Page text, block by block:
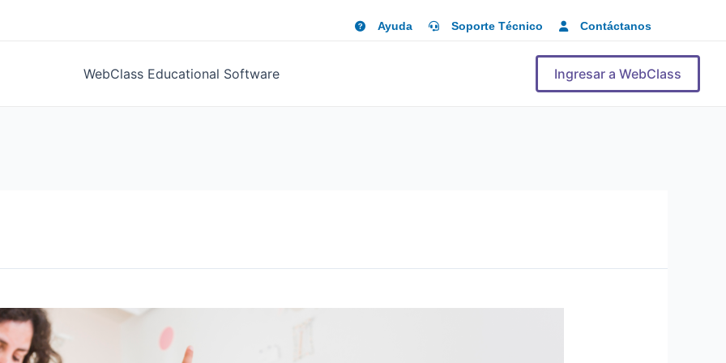
Ayuda Soporte Técnico Contáctanos
WebClass Educational Software Ingresar a WebClass